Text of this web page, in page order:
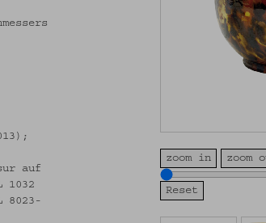
auf
1032
8023-
zoom in zoom